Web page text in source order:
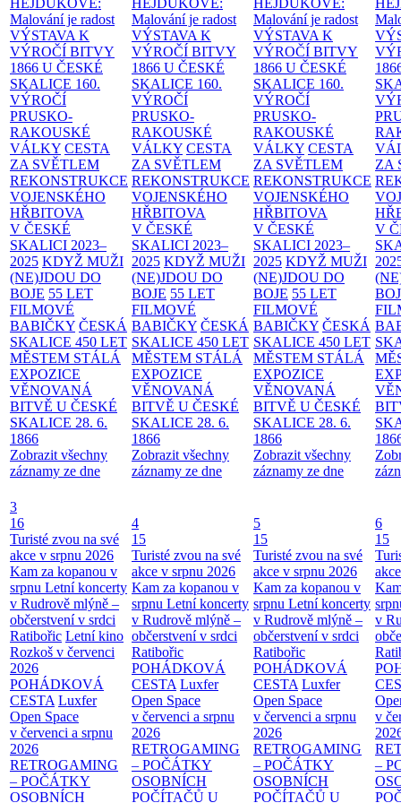
HEJDUKOVÉ:
Malování je radost
VÝSTAVA K
VÝROČÍ BITVY
1866 U ČESKÉ
SKALICE 160.
VÝROČÍ
PRUSKO-
RAKOUSKÉ
VÁLKY CESTA
ZA SVĚTLEM
REKONSTRUKCE
VOJENSKÉHO
HŘBITOVA
V ČESKÉ
SKALICI 2023–
2025 KDYŽ MUŽI
(NE)JDOU DO
BOJE 55 LET
FILMOVÉ
BABIČKY ČESKÁ
SKALICE 450 LET
MĚSTEM STÁLÁ
EXPOZICE
VĚNOVANÁ
BITVĚ U ČESKÉ
SKALICE 28. 6.
1866
Zobrazit všechny
záznamy ze dne
HEJDUKOVÉ:
Malování je radost
VÝSTAVA K
VÝROČÍ BITVY
1866 U ČESKÉ
SKALICE 160.
VÝROČÍ
PRUSKO-
RAKOUSKÉ
VÁLKY CESTA
ZA SVĚTLEM
REKONSTRUKCE
VOJENSKÉHO
HŘBITOVA
V ČESKÉ
SKALICI 2023–
2025 KDYŽ MUŽI
(NE)JDOU DO
BOJE 55 LET
FILMOVÉ
BABIČKY ČESKÁ
SKALICE 450 LET
MĚSTEM STÁLÁ
EXPOZICE
VĚNOVANÁ
BITVĚ U ČESKÉ
SKALICE 28. 6.
1866
Zobrazit všechny
záznamy ze dne
HEJDUKOVÉ:
Malování je radost
VÝSTAVA K
VÝROČÍ BITVY
1866 U ČESKÉ
SKALICE 160.
VÝROČÍ
PRUSKO-
RAKOUSKÉ
VÁLKY CESTA
ZA SVĚTLEM
REKONSTRUKCE
VOJENSKÉHO
HŘBITOVA
V ČESKÉ
SKALICI 2023–
2025 KDYŽ MUŽI
(NE)JDOU DO
BOJE 55 LET
FILMOVÉ
BABIČKY ČESKÁ
SKALICE 450 LET
MĚSTEM STÁLÁ
EXPOZICE
VĚNOVANÁ
BITVĚ U ČESKÉ
SKALICE 28. 6.
1866
Zobrazit všechny
záznamy ze dne
ZA
V
3
16
Turisté zvou na své
akce v srpnu 2026
Kam za kopanou v
srpnu Letní koncerty
v Rudrově mlýně –
občerstvení v srdci
Ratibořic Letní kino
Rozkoš v červenci
2026
POHÁDKOVÁ
CESTA Luxfer
Open Space
v červenci a srpnu
2026
RETROGAMING
– POČÁTKY
OSOBNÍCH
4
15
Turisté zvou na své
akce v srpnu 2026
Kam za kopanou v
srpnu Letní koncerty
v Rudrově mlýně –
občerstvení v srdci
Ratibořic
POHÁDKOVÁ
CESTA Luxfer
Open Space
v červenci a srpnu
2026
RETROGAMING
– POČÁTKY
OSOBNÍCH
POČÍTAČŮ U
5
15
Turisté zvou na své
akce v srpnu 2026
Kam za kopanou v
srpnu Letní koncerty
v Rudrově mlýně –
občerstvení v srdci
Ratibořic
POHÁDKOVÁ
CESTA Luxfer
Open Space
v červenci a srpnu
2026
RETROGAMING
– POČÁTKY
OSOBNÍCH
POČÍTAČŮ U
6
15
v
v
–